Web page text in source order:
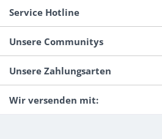
Service Hotline
Unsere Communitys
Unsere Zahlungsarten
Wir versenden mit: